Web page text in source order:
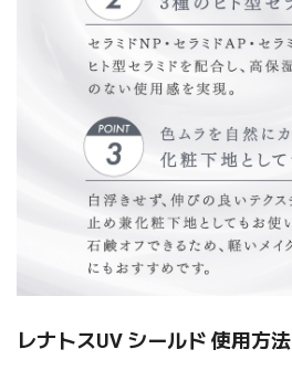
レナトスUV シールド 使用方法